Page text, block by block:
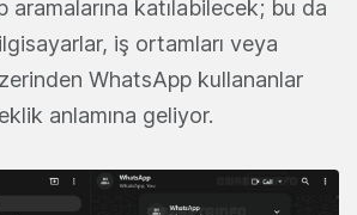
aramalarına katılabilecek; bu da
iş ortamları veya
WhatsApp kullananlar
anlamına geliyor.